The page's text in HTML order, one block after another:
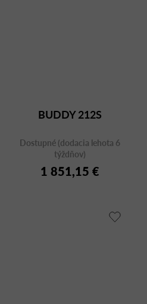
BUDDY 212S
Dostupné (dodacia lehota 6
týždňov)
1 851,15 €